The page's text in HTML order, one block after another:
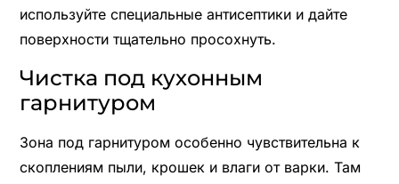
используйте специальные антисептики и дайте
поверхности тщательно просохнуть.
Чистка под кухонным
гарнитуром
Зона под гарнитуром особенно чувствительна к
скоплениям пыли, крошек и влаги от варки. Там